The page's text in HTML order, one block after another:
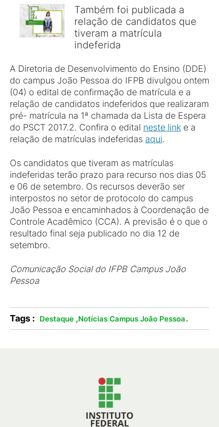
Também foi publicada a
relação de candidatos que
tiveram a matrícula
indeferida
A Diretoria de Desenvolvimento do Ensino (DDE)
do campus João Pessoa do IFPB divulgou ontem
(04) o edital de confirmação de matrícula e a
relação de candidatos indeferidos que realizaram
pré- matrícula na 1ª chamada da Lista de Espera
do PSCT 2017.2. Confira o edital neste link e a
relação de matrículas indeferidas aqui.
Os candidatos que tiveram as matrículas
indeferidas terão prazo para recurso nos dias 05
e 06 de setembro. Os recursos deverão ser
interpostos no setor de protocolo do campus
João Pessoa e encaminhados à Coordenação de
Controle Acadêmico (CCA). A previsão é o que o
resultado final seja publicado no dia 12 de
setembro.
Comunicação Social do IFPB Campus João
Pessoa
Tags : Destaque ,Notícias Campus João Pessoa.